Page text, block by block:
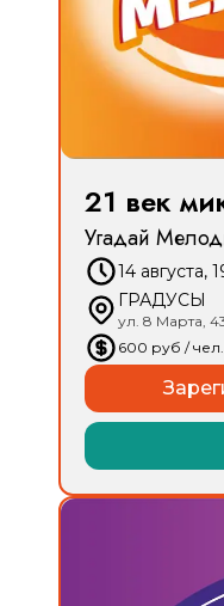
21 век
Угадай
14 августа,
ГРАДУСЫ
ул. 8 Марта,
600 руб / чел.